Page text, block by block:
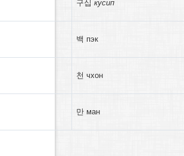
구십 кусип
백 пэк
천 чхон
만 ман